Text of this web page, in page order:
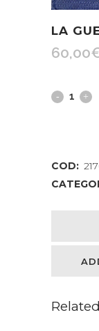
LA
60,00
La
Gallie
COD: